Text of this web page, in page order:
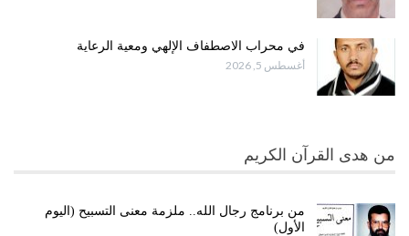
في محراب الاصطفاف الإلهي ومعية الرعاية
أغسطس 5, 2026
من هدى القرآن الكريم
من برنامج رجال الله.. ملزمة معنى التسبيح (اليوم
الأول)